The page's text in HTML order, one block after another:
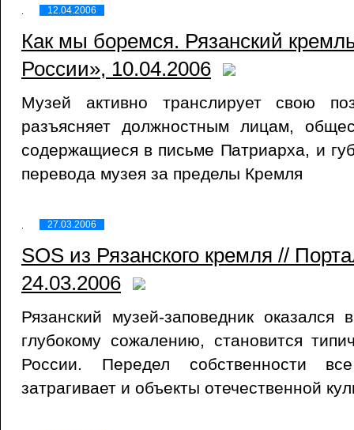
12.04.2006
Как мы боремся. Рязанский
России», 10.04.2006
Музей активно транслирует свою
разъясняет должностным лицам,
содержащиеся в письме Патриарха, и
перевода музея за пределы Кремля
27.03.2006
SOS из Рязанского кремля //
24.03.2006
Рязанский музей-заповедник оказался
глубокому сожалению, становится
России. Передел собственности
затрагивает и объекты отечественной